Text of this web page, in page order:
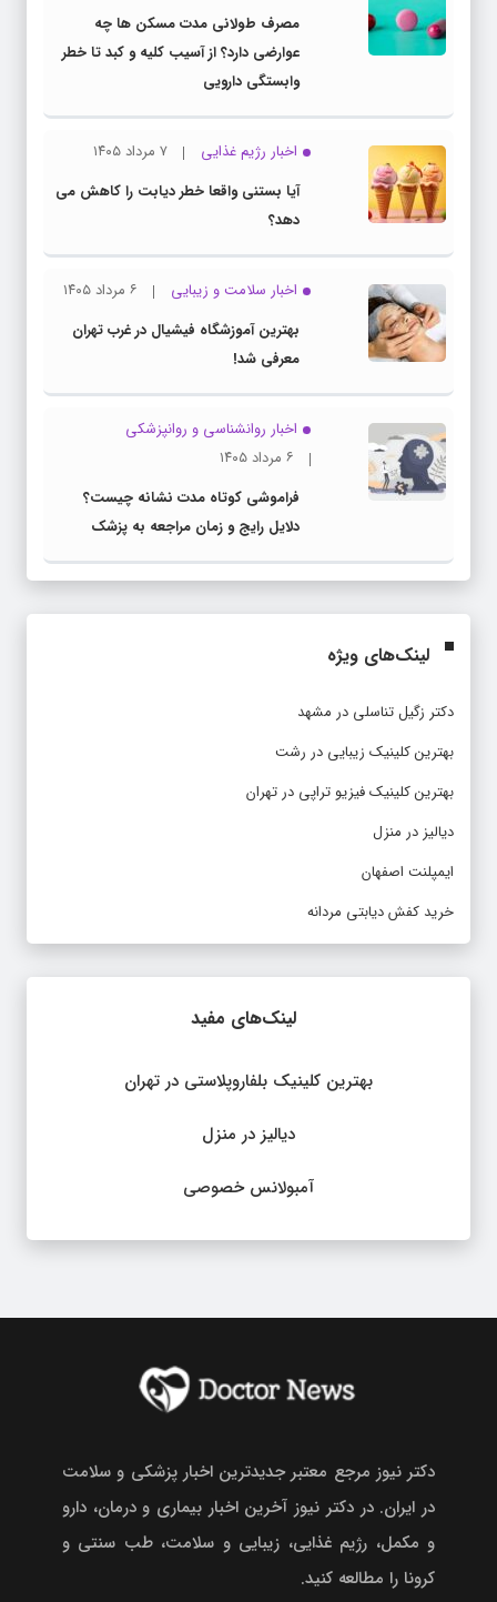
مصرف طولانی مدت مسکن ها چه
عوارضی دارد؟ از آسیب کلیه و کبد تا خطر
وابستگی دارویی
اخبار رژیم غذایی
۷ مرداد ۱۴۰۵
آیا بستنی واقعا خطر دیابت را کاهش می
دهد؟
اخبار سلامت و زیبایی
۶ مرداد ۱۴۰۵
بهترین آموزشگاه فیشیال در غرب تهران
معرفی شد!
اخبار روانشناسی و روانپزشكی
۶ مرداد ۱۴۰۵
فراموشی کوتاه مدت نشانه چیست؟
دلایل رایج و زمان مراجعه به پزشک
لینک‌های ویژه
دکتر زگیل تناسلی در مشهد
بهترین کلینیک زیبایی در رشت
بهترین کلینیک فیزیو تراپی در تهران
دیالیز در منزل
ایمپلنت اصفهان
خرید کفش دیابتی مردانه
لینک‌های مفید
بهترین کلینیک بلفاروپلاستی در تهران
دیالیز در منزل
آمبولانس خصوصی
دکتر نیوز مرجع معتبر جدیدترین اخبار پزشکی و سلامت
در ایران. در دکتر نیوز آخرین اخبار بیماری و درمان، دارو
و مکمل، رژیم غذایی، زیبایی و سلامت، طب سنتی و
کرونا را مطالعه کنید.